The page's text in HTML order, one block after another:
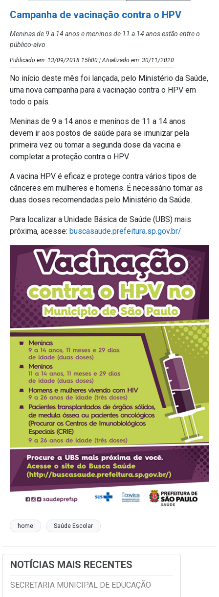
Campanha de vacinação contra o HPV
Meninas de 9 a 14 anos e meninos de 11 a 14 anos estão entre o
público-alvo
Publicado em: 13/09/2018 15h00 | Atualizado em: 30/11/2020
No início deste mês foi lançada, pelo Ministério da Saúde,
uma nova campanha para a vacinação contra o HPV em
todo o país.
Meninas de 9 a 14 anos e meninos de 11 a 14 anos
devem ir aos postos de saúde para se imunizar pela
primeira vez ou tomar a segunda dose da vacina e
completar a proteção contra o HPV.
A vacina HPV é eficaz e protege contra vários tipos de
cânceres em mulheres e homens. É necessário tomar as
duas doses recomendadas pelo Ministério da Saúde.
Para localizar a Unidade Básica de Saúde (UBS) mais
próxima, acesse: buscasaude.prefeitura.sp.gov.br/
home Saúde Escolar
NOTÍCIAS MAIS RECENTES
SECRETARIA MUNICIPAL DE EDUCAÇÃO